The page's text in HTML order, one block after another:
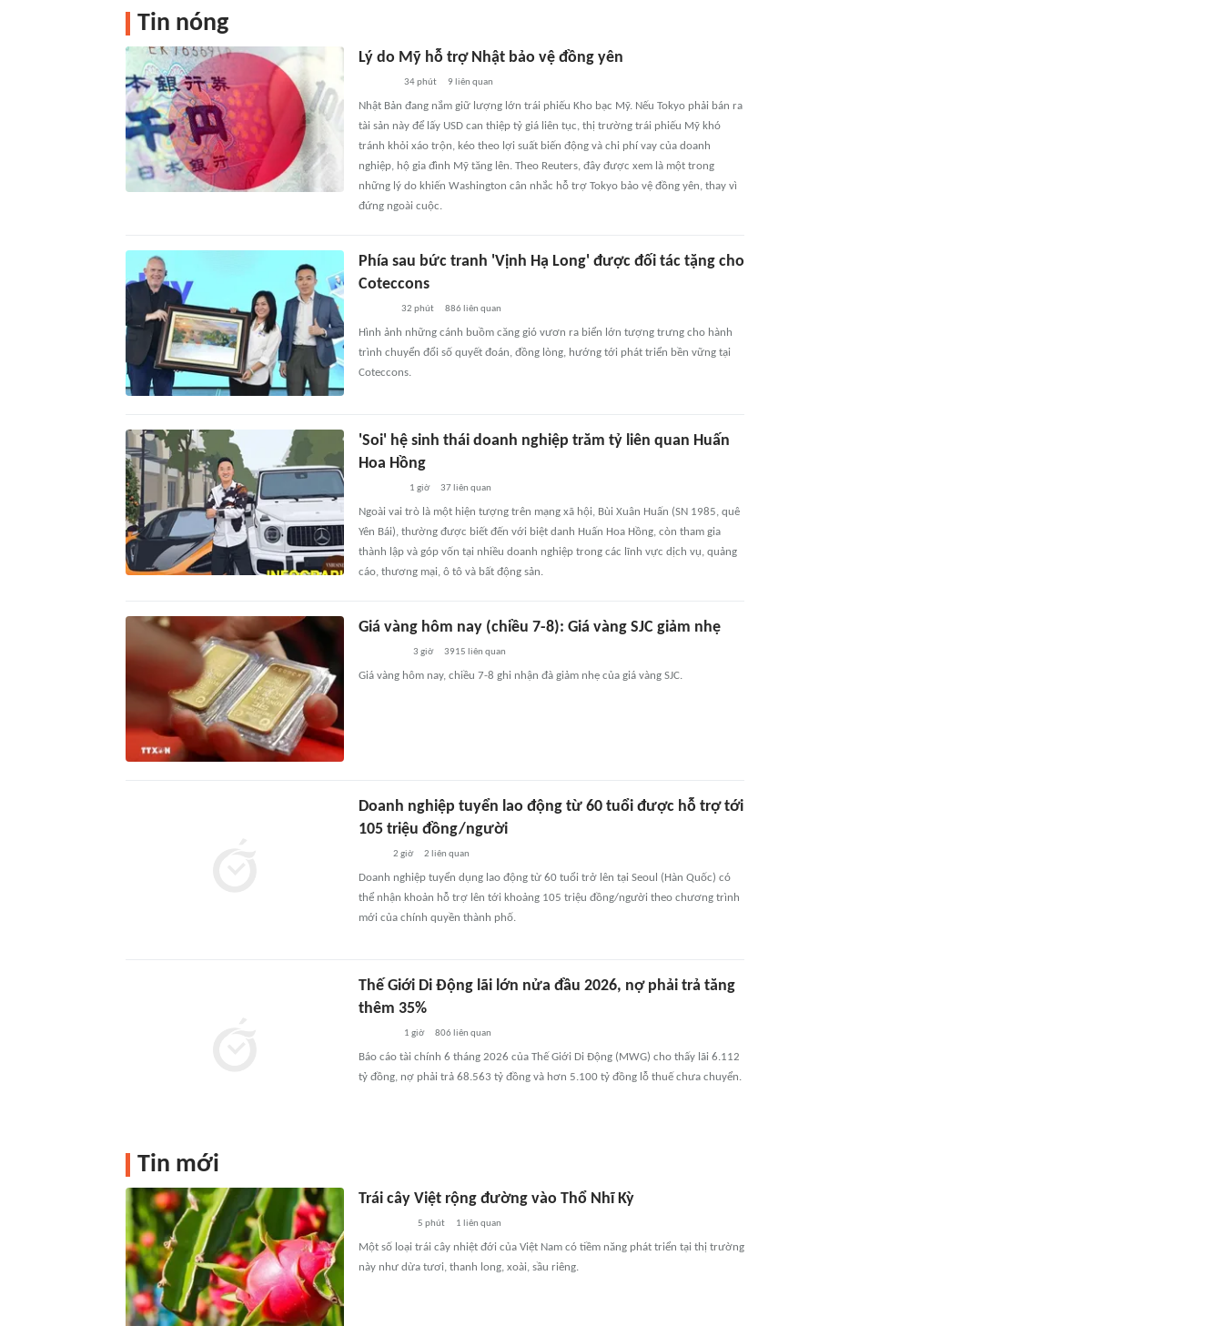
Tin nóng
Lý do Mỹ hỗ trợ Nhật bảo vệ đồng yên
34 phút 9 liên quan
Nhật Bản đang nắm giữ lượng lớn trái phiếu Kho bạc Mỹ. Nếu Tokyo phải bán ra
tài sản này để lấy USD can thiệp tỷ giá liên tục, thị trường trái phiếu Mỹ khó
tránh khỏi xáo trộn, kéo theo lợi suất biến động và chi phí vay của doanh
nghiệp, hộ gia đình Mỹ tăng lên. Theo Reuters, đây được xem là một trong
những lý do khiến Washington cân nhắc hỗ trợ Tokyo bảo vệ đồng yên, thay vì
đứng ngoài cuộc.
Phía sau bức tranh 'Vịnh Hạ Long' được đối tác tặng cho
Coteccons
32 phút 886 liên quan
Hình ảnh những cánh buồm căng gió vươn ra biển lớn tượng trưng cho hành
trình chuyển đổi số quyết đoán, đồng lòng, hướng tới phát triển bền vững tại
Coteccons.
'Soi' hệ sinh thái doanh nghiệp trăm tỷ liên quan Huấn
Hoa Hồng
1 giờ 37 liên quan
Ngoài vai trò là một hiện tượng trên mạng xã hội, Bùi Xuân Huấn (SN 1985, quê
Yên Bái), thường được biết đến với biệt danh Huấn Hoa Hồng, còn tham gia
thành lập và góp vốn tại nhiều doanh nghiệp trong các lĩnh vực dịch vụ, quảng
cáo, thương mại, ô tô và bất động sản.
Giá vàng hôm nay (chiều 7-8): Giá vàng SJC giảm nhẹ
3 giờ 3915 liên quan
Giá vàng hôm nay, chiều 7-8 ghi nhận đà giảm nhẹ của giá vàng SJC.
Doanh nghiệp tuyển lao động từ 60 tuổi được hỗ trợ tới
105 triệu đồng/người
2 giờ 2 liên quan
Doanh nghiệp tuyển dụng lao động từ 60 tuổi trở lên tại Seoul (Hàn Quốc) có
thể nhận khoản hỗ trợ lên tới khoảng 105 triệu đồng/người theo chương trình
mới của chính quyền thành phố.
Thế Giới Di Động lãi lớn nửa đầu 2026, nợ phải trả tăng
thêm 35%
1 giờ 806 liên quan
Báo cáo tài chính 6 tháng 2026 của Thế Giới Di Động (MWG) cho thấy lãi 6.112
tỷ đồng, nợ phải trả 68.563 tỷ đồng và hơn 5.100 tỷ đồng lỗ thuế chưa chuyển.
Tin mới
Trái cây Việt rộng đường vào Thổ Nhĩ Kỳ
5 phút 1 liên quan
Một số loại trái cây nhiệt đới của Việt Nam có tiềm năng phát triển tại thị trường
này như dừa tươi, thanh long, xoài, sầu riêng.